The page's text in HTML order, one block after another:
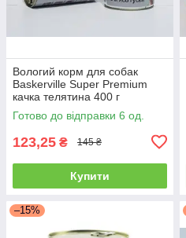
Вологий корм для собак
Baskerville Super Premium
качка телятина 400 г
Готово до відправки 6 од.
123,25 ₴ 145 ₴
Купити
–15%